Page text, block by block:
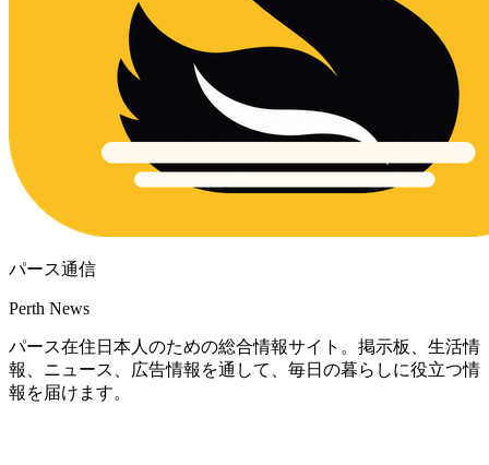
パース通信
Perth News
パース在住日本人のための総合情報サイト。掲示板、生活情
報、ニュース、広告情報を通して、毎日の暮らしに役立つ情
報を届けます。